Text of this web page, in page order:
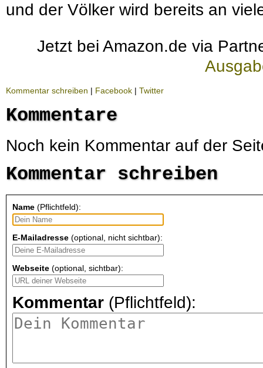
und der Völker wird bereits an
Jetzt bei Amazon.de via
Kommentar schreiben | Facebook | Twitter
Kommentare
Noch kein Kommentar auf der
Kommentar schreiben
Name (Pflichtfeld):
E-Mailadresse (optional, nicht sichtbar):
Webseite (optional, sichtbar):
Kommentar (Pflichtfeld):